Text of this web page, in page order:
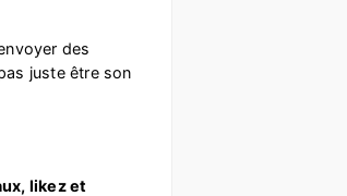
des
juste être son
likez et